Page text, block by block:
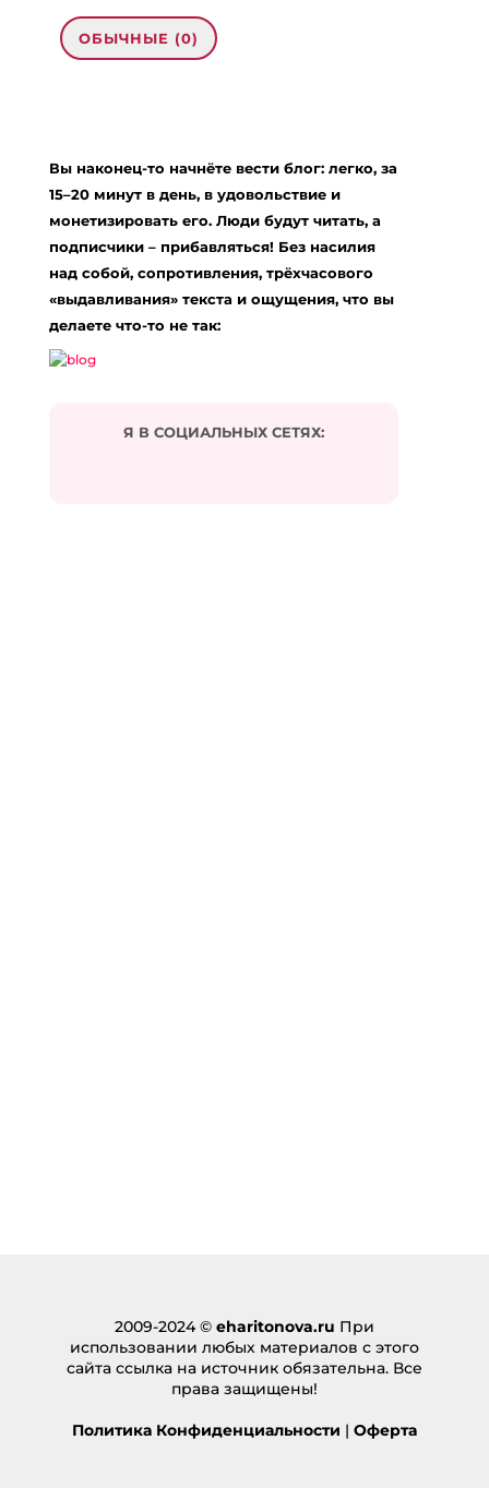
ОБЫЧНЫЕ (0)
Обязательные поля помечены*
Подписаться на комментарии по e-mail
Вы наконец-то начнёте вести блог: легко, за
15–20 минут в день, в удовольствие и
монетизировать его. Люди будут читать, а
подписчики – прибавляться! Без насилия
над собой, сопротивления, трёхчасового
«выдавливания» текста и ощущения, что вы
делаете что-то не так:
Я В СОЦИАЛЬНЫХ СЕТЯХ:
2009-2024 © eharitonova.ru При
использовании любых материалов с этого
сайта ссылка на источник обязательна. Все
права защищены!
Политика Конфиденциальности | Оферта